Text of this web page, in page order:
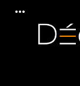
more_horiz